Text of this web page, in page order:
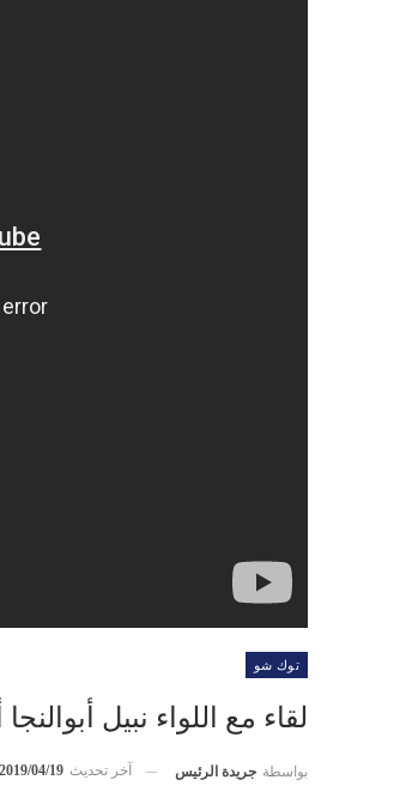
توك شو
لقاء مع اللواء نبيل
بواسطة جريدة الرئيس آخر تحديث 2019/04/19 at 9:59 مساءً